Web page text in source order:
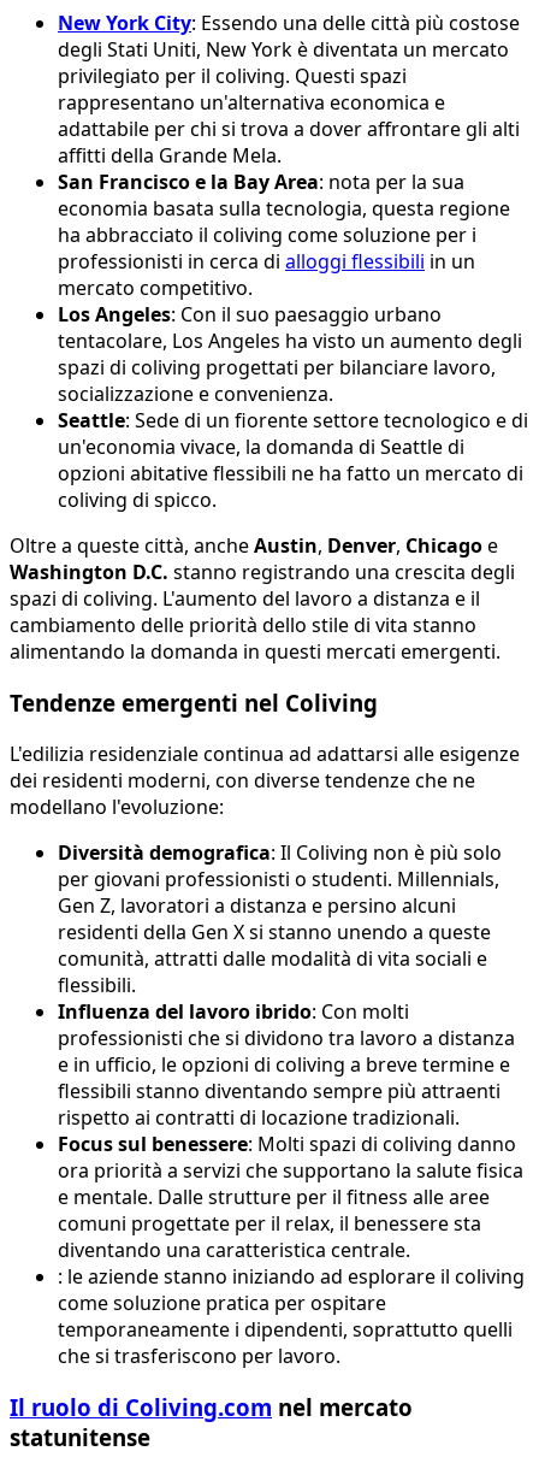
New York City: Essendo una delle città più costose
degli Stati Uniti, New York è diventata un mercato
privilegiato per il coliving. Questi spazi
rappresentano un'alternativa economica e
adattabile per chi si trova a dover affrontare gli alti
affitti della Grande Mela.
San Francisco e la Bay Area: nota per la sua
economia basata sulla tecnologia, questa regione
ha abbracciato il coliving come soluzione per i
professionisti in cerca di alloggi flessibili in un
mercato competitivo.
Los Angeles: Con il suo paesaggio urbano
tentacolare, Los Angeles ha visto un aumento degli
spazi di coliving progettati per bilanciare lavoro,
socializzazione e convenienza.
Seattle: Sede di un fiorente settore tecnologico e di
un'economia vivace, la domanda di Seattle di
opzioni abitative flessibili ne ha fatto un mercato di
coliving di spicco.
Oltre a queste città, ancheAustin, Denver, Chicagoe
Washington D.C. stanno registrando una crescita degli
spazi di coliving. L'aumento del lavoro a distanza e il
cambiamento delle priorità dello stile di vita stanno
alimentando la domanda in questi mercati emergenti.
Tendenze emergenti nel Coliving
L'edilizia residenziale continua ad adattarsi alle esigenze
dei residenti moderni, con diverse tendenze che ne
modellano l'evoluzione:
Diversità demografica: Il Coliving non è più solo
per giovani professionisti o studenti. Millennials,
Gen Z, lavoratori a distanza e persino alcuni
residenti della Gen X si stanno unendo a queste
comunità, attratti dalle modalità di vita sociali e
flessibili.
Influenza del lavoro ibrido: Con molti
professionisti che si dividono tra lavoro a distanza
e in ufficio, le opzioni di coliving a breve termine e
flessibili stanno diventando sempre più attraenti
rispetto ai contratti di locazione tradizionali.
Focus sul benessere: Molti spazi di coliving danno
ora priorità a servizi che supportano la salute fisica
e mentale. Dalle strutture per il fitness alle aree
comuni progettate per il relax, il benessere sta
diventando una caratteristica centrale.
: le aziende stanno iniziando ad esplorare il coliving
come soluzione pratica per ospitare
temporaneamente i dipendenti, soprattutto quelli
che si trasferiscono per lavoro.
Il ruolo di Coliving.com nel mercato
statunitense